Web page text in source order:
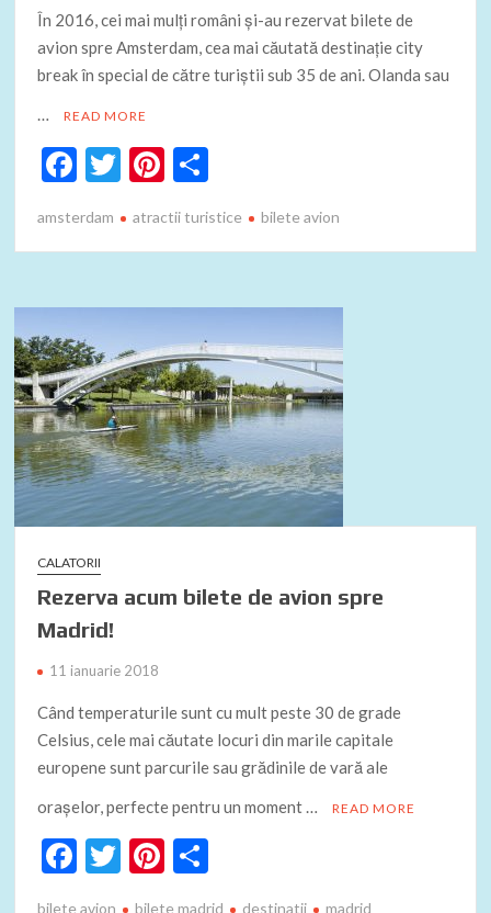
În 2016, cei mai mulți români și-au rezervat bilete de
avion spre Amsterdam, cea mai căutată destinație city
break în special de către turiștii sub 35 de ani. Olanda sau
…
READ MORE
F
e
o
o
k
T
itt
Pi
er
t
ta
az
ă
amsterdam atractii turistice bilete avion
CALATORII
Rezerva acum bilete de avion spre
Madrid!
11 ianuarie 2018
Când temperaturile sunt cu mult peste 30 de grade
Celsius, cele mai căutate locuri din marile capitale
europene sunt parcurile sau grădinile de vară ale
orașelor, perfecte pentru un moment …
READ MORE
F
T
Pi
bilete avion bilete madrid destinatii madrid